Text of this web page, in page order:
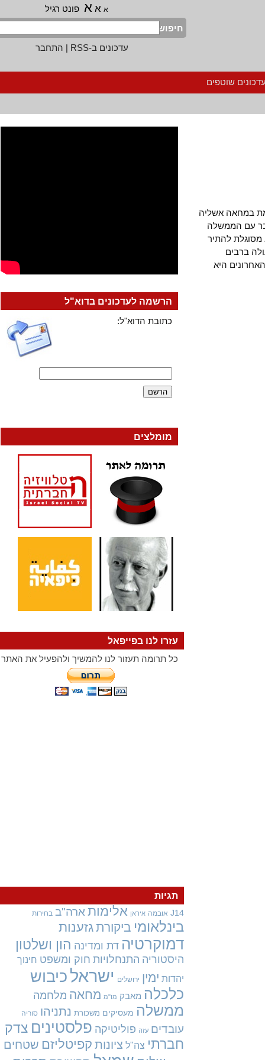
א א פונט רגיל
חיפוש
עדכונים ב-RSS
|התחבר
שוטפים
במחאה אשליה
עם הממשלה
להתיר
ברבים
היא
הרשמה לעדכונים בדוא"ל
כתובת הדוא"ל:
מומלצים
עזרו לנו בפייפאל
כל תרומה תעזור לנו להמשיך ולהפעיל את האתר
תגיות
J14 אובמה איראן אלימות ארה"ב בחירות
בינלאומיביקורתגזענות
דמוקרטיה דת ומדינההון ושלטון
היסטוריה התנחלויות חוק ומשפט חינוך
יהדות ימין ירושלים ישראלכיבוש
כלכלה מאבק מו"מ מחאהמלחמה
ממשלה מעסיקים משכורת נתניהו סוריה
עובדים עזה פוליטיקה פלסטיניםצדק
חברתי צה"ל ציונותקפיטליזםשטחים